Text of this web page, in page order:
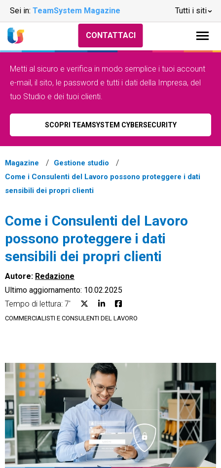
Sei in: TeamSystem Magazine Tutti i siti
Ecommerce
Email Marketing
Financial Solutions
Trust Services
TeamSystem Corporate
TeamSystem Store
CONTATTACI
Metti al sicuro e verifica in modo semplice i tuoi account
e-mail, il sito, le password e tutti i dati della Impresa, del
tuo Studio e dei tuoi clienti.
SCOPRI TEAMSYSTEM CYBERSECURITY
Magazine
Gestione studio
Come i Consulenti del Lavoro possono proteggere i dati
sensibili dei propri clienti
Come i Consulenti del Lavoro
possono proteggere i dati
sensibili dei propri clienti
Autore: Redazione
Ultimo aggiornamento: 10.02.2025
Tempo di lettura: 7'
COMMERCIALISTI E CONSULENTI DEL LAVORO